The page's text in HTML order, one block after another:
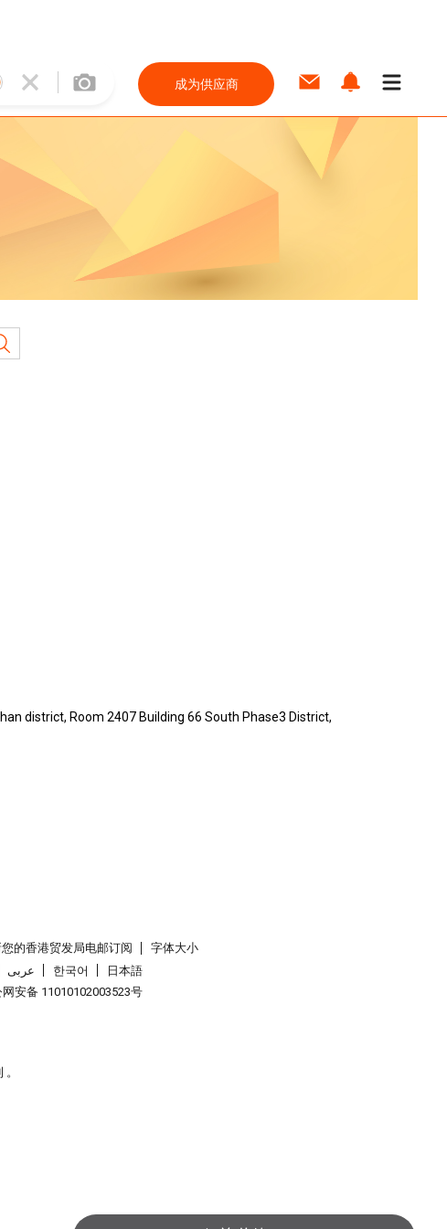
成为供应商
district, Room 2407 Building 66 South Phase3 District,
的香港贸发局电邮订阅
字体大小
عربى 한국어
日本語
安备 11010102003523号